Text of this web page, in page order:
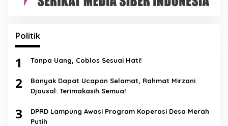
Politik
1 Tanpa Uang, Coblos Sesuai Hati!
2
Banyak Dapat Ucapan Selamat, Rahmat Mirzani
Djausal: Terimakasih Semua!
3
DPRD Lampung Awasi Program Koperasi Desa Merah
Putih